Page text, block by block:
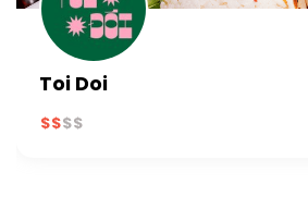
Toi Doi